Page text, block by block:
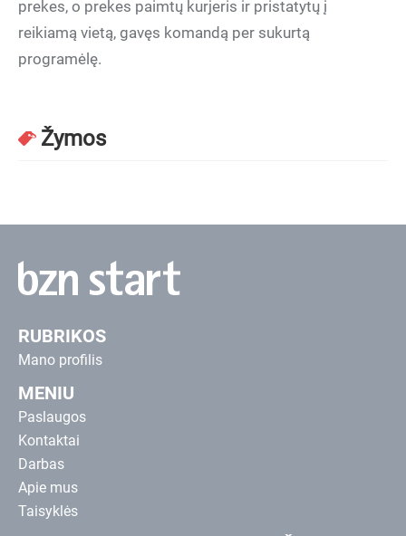
prekes, o prekes paimtų kurjeris ir pristatytų į
reikiamą vietą, gavęs komandą per sukurtą
programėlę.
Žymos
RUBRIKOS
Mano profilis
MENIU
Paslaugos
Kontaktai
Darbas
Apie mus
Taisyklės